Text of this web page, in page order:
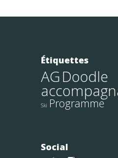
Étiquettes
AGDoodle
Ski Programme
Social